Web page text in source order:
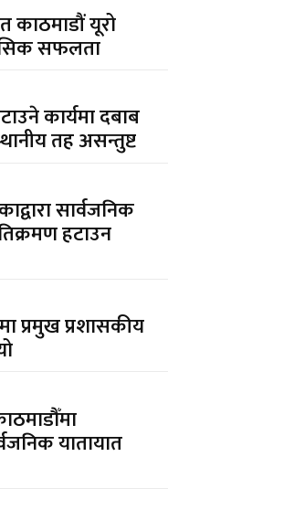
काठमाडौं यूरो
सफलता
कार्यमा दबाब
तह असन्तुष्ट
सार्वजनिक
हटाउन
प्रमुख प्रशासकीय
यातायात